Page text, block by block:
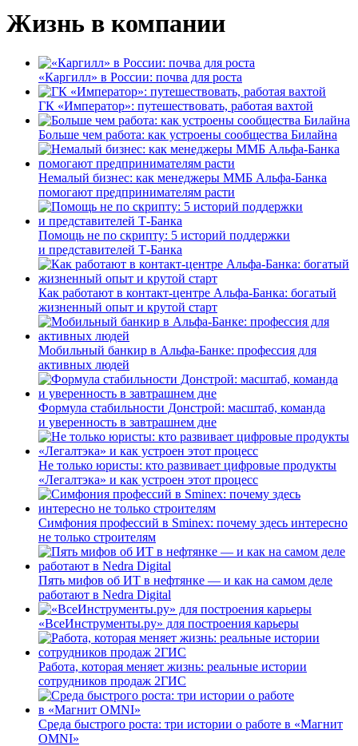
Жизнь в компании
«Каргилл» в России: почва для роста
ГК «Император»: путешествовать, работая вахтой
Больше чем работа: как устроены сообщества Билайна
Немалый бизнес: как менеджеры ММБ Альфа-Банка
помогают предпринимателям расти
Помощь не по скрипту: 5 историй поддержки
и представителей Т-Банка
Как работают в контакт-центре Альфа-Банка: богатый
жизненный опыт и крутой старт
Мобильный банкир в Альфа-Банке: профессия для
активных людей
Формула стабильности Донстрой: масштаб, команда
и уверенность в завтрашнем дне
Не только юристы: кто развивает цифровые продукты
«Легалтэка» и как устроен этот процесс
Симфония профессий в Sminex: почему здесь интересно
не только строителям
Пять мифов об ИТ в нефтянке — и как на самом деле
работают в Nedra Digital
«ВсеИнструменты.ру» для построения карьеры
Работа, которая меняет жизнь: реальные истории
сотрудников продаж 2ГИС
Среда быстрого роста: три истории о работе в «Магнит
OMNI»